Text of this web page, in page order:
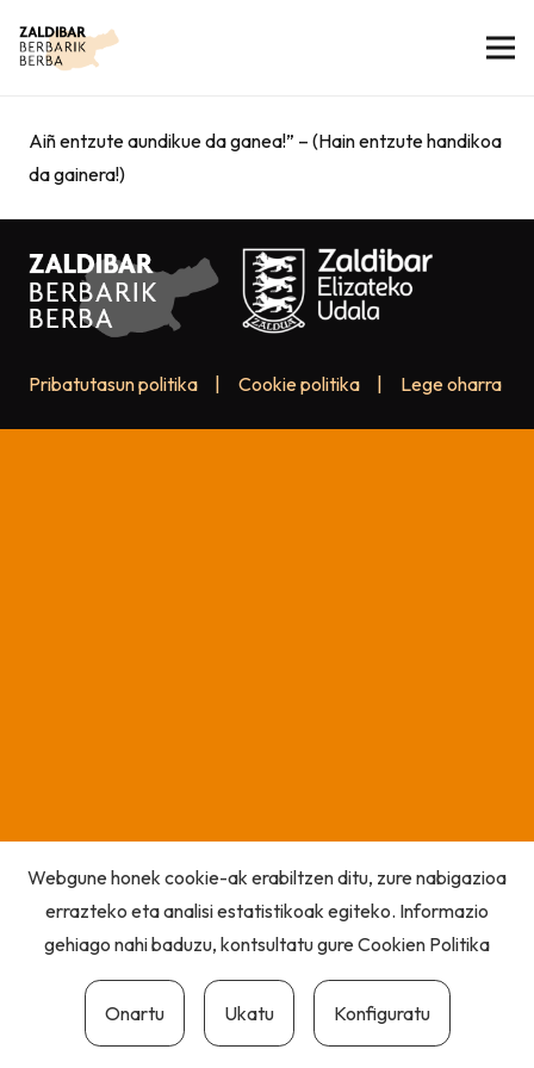
Aiñ entzute aundikue da ganea!” – (Hain entzute handikoa
da gainera!)
Pribatutasun politika Cookie politika Lege oharra
Webgune honek cookie-ak erabiltzen ditu, zure nabigazioa
errazteko eta analisi estatistikoak egiteko. Informazio
gehiago nahi baduzu, kontsultatu gureCookien Politika
Onartu Ukatu Konfiguratu